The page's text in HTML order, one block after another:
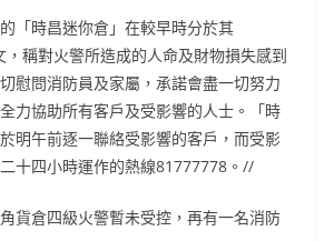
「時昌迷你倉」在較早時分於其
，稱對火警所造成的人命及財物損失感到
慰問消防員及家屬，承諾會盡一切努力
力協助所有客戶及受影響的人士。「時
明午前逐一聯絡受影響的客戶，而受影
十四小時運作的熱線81777778。//
貨倉四級火警暫未受控，再有一名消防